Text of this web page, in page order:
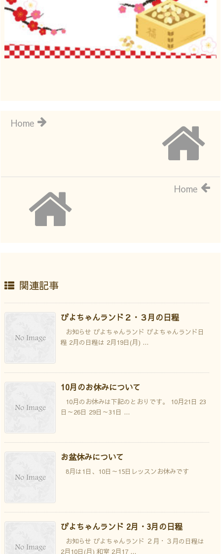
Home
Home
関連記事
ぴよちゃんランド２・３月の日程
お知らせ ぴよちゃんランド ぴよちゃんランド日
程 2月の日程は 2月19日(月) ...
10月のお休みについて
10月のお休みは下記のとおりです。 10月21日 23
日～26日 29日～31日 ...
お盆休みについて
8月は1日、10日～15日レッスンお休みです
ぴよちゃんランド 2月・3月の日程
お知らせ ぴよちゃんランド ２月・３月の日程は
2月10日(月) 和室 2月17 ...